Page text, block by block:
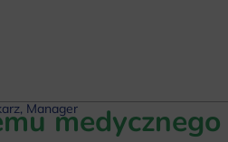
, Manager